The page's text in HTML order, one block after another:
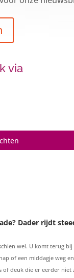
via
Dader rijdt
wel. U komt terug
of een middagje weg
of deuk die er eerder niet